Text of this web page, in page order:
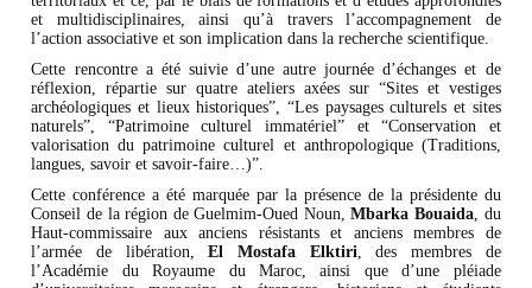
et multidisciplinaires, ainsi qu’à travers l’accompagnement de
l’action associative et son implication dans la recherche scientifique.
Cette rencontre a été suivie d’une autre journée d’échanges et de
réflexion, répartie sur quatre ateliers axées sur “Sites et vestiges
archéologiques et lieux historiques”, “Les paysages culturels et sites
naturels”, “Patrimoine culturel immatériel” et “Conservation et
valorisation du patrimoine culturel et anthropologique (Traditions,
langues, savoir et savoir-faire…)”.
Cette conférence a été marquée par la présence de la présidente du
Conseil de la région de Guelmim-Oued Noun,Mbarka Bouaida, du
Haut-commissaire aux anciens résistants et anciens membres de
l’armée de libération,El Mostafa Elktiri, des membres de
l’Académie du Royaume du Maroc, ainsi que d’une pléiade